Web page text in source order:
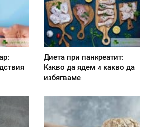
Диета при панкреатит:
Kакво да ядем и какво да
избягваме